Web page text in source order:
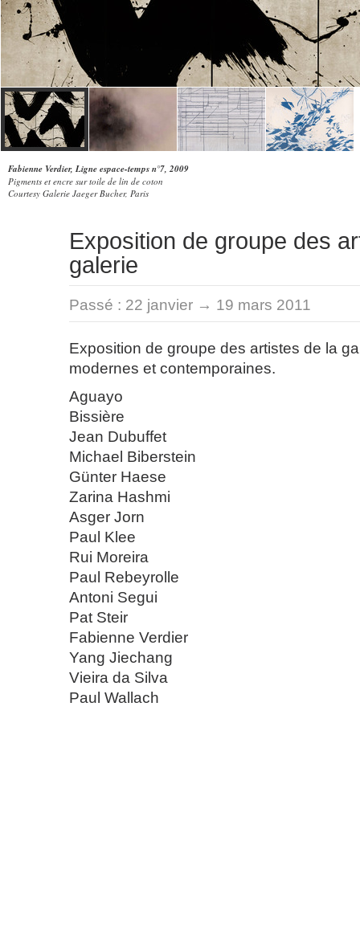
Fabienne Verdier, Ligne espace-temps n°7, 2009
Pigments et encre sur toile de lin de coton
Courtesy Galerie Jaeger Bucher, Paris
Exposition de groupe des
galerie
Passé : 22 janvier → 19 mars 2011
Exposition de groupe des artistes de la
modernes et contemporaines.
Aguayo
Bissière
Jean Dubuffet
Michael Biberstein
Günter Haese
Zarina Hashmi
Asger Jorn
Paul Klee
Rui Moreira
Paul Rebeyrolle
Antoni Segui
Pat Steir
Fabienne Verdier
Yang Jiechang
Vieira da Silva
Paul Wallach